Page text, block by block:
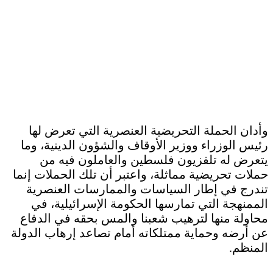
وأدان الحملة التحريضية العنصرية التي تعرض لها
رئيس الوزراء ووزير الأوقاف والشؤون الدينية، وما
يتعرض له تلفزيون فلسطين والعاملون فيه من
حملات تحريضية مماثلة، واعتبر أن تلك الحملات إنما
تندرج في إطار السياسات والممارسات العنصرية
الممنهجة التي تمارسها الحكومة الإسرائيلية، في
محاولة منها لترهيب شعبنا والمس بحقه في الدفاع
عن أرضه وحماية ممتلكاته أمام تصاعد إرهاب الدولة
المنظم.